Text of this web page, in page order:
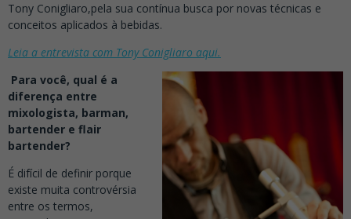
Tony Conigliaro,pela sua contínua busca por novas técnicas e
conceitos aplicados à bebidas.
Leia a entrevista com Tony Conigliaro aqui.
Para você, qual é a
diferença entre
mixologista, barman,
bartender e flair
bartender?
É difícil de definir porque
existe muita controvérsia
entre os termos,